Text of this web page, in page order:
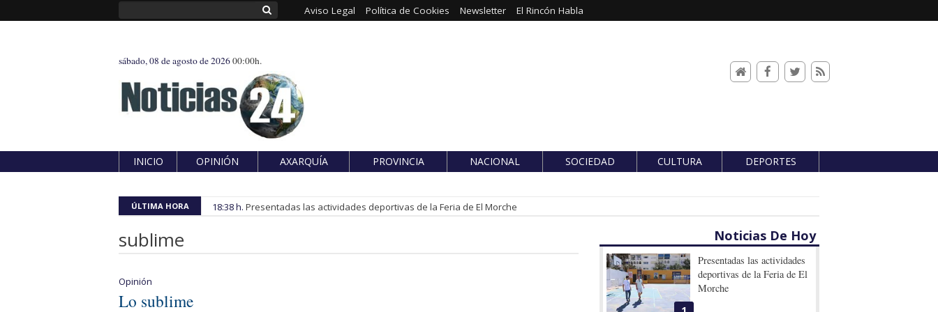
Aviso Legal Política de Cookies Newsletter El Rincón Habla
sábado, 08 de agosto de 202600:00h.
INICIO OPINIÓN AXARQUÍA PROVINCIA NACIONAL SOCIEDAD CULTURA DEPORTES
ÚLTIMA HORA 18:38 h. Presentadas las actividades deportivas de la Feria de El Morche
sublime
Opinión
Lo sublime
Noticias De Hoy
Presentadas las actividades
deportivas de la Feria de El
Morche